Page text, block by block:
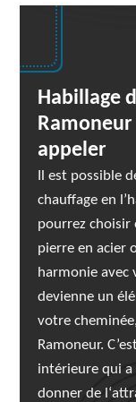
Habillage
appeler
Il est possible
chauffage en
pourrez choisir
pierre en acier
harmonie
devienne un
votre
Ramoneur.
intérieure qui
donner de